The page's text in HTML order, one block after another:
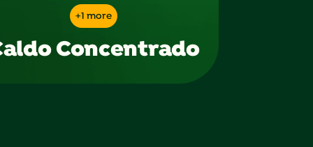
+1 more
Concentrado